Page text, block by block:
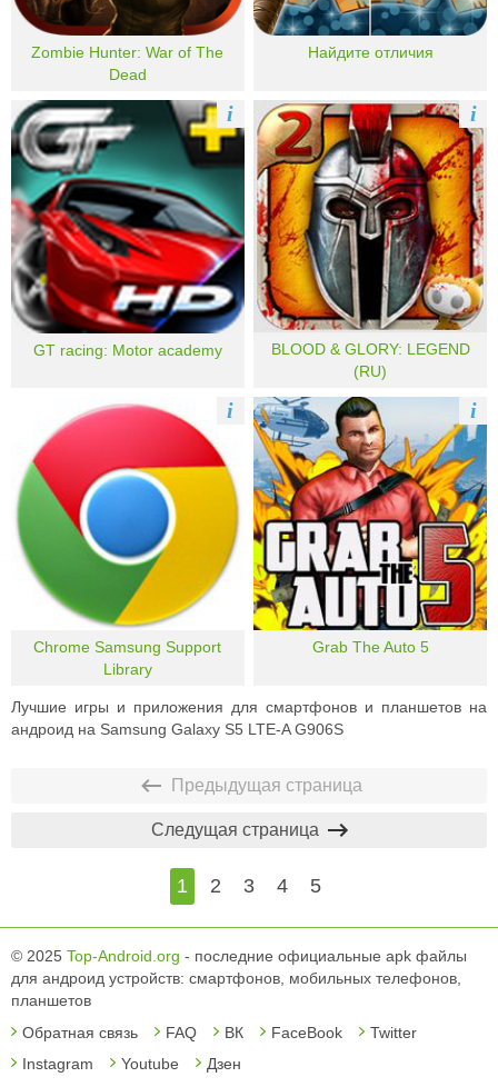
Zombie Hunter: War of The
Dead
Найдите отличия
GT racing: Motor academy
i
BLOOD & GLORY: LEGEND
(RU)
i
Chrome Samsung Support
Library
i
Grab The Auto 5
i
Лучшие игры и приложения для смартфонов и планшетов на
андроид на Samsung Galaxy S5 LTE-A G906S
Предыдущая страница
1 2 3 4 5
Следущая страница
© 2025 Top-Android.org - последние официальные apk файлы
для андроид устройств: смартфонов, мобильных телефонов,
планшетов
Обратная связь
FAQ ВК FaceBook
Twitter
Instagram
Youtube
Дзен